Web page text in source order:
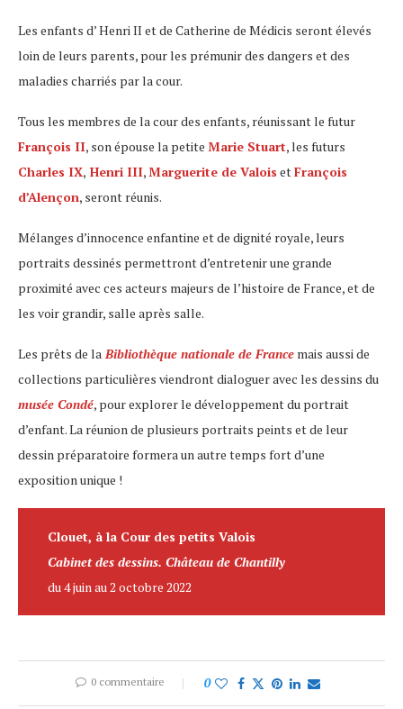
Les enfants d’ Henri II et de Catherine de Médicis seront élevés
loin de leurs parents, pour les prémunir des dangers et des
maladies charriés par la cour.
Tous les membres de la cour des enfants, réunissant le futur
François II, son épouse la petite Marie Stuart, les futurs
Charles IX, Henri III,Marguerite de Valois etFrançois
d’Alençon, seront réunis.
Mélanges d’innocence enfantine et de dignité royale, leurs
portraits dessinés permettront d’entretenir une grande
proximité avec ces acteurs majeurs de l’histoire de France, et de
les voir grandir, salle après salle.
Les prêts de laBibliothèque nationale de France mais aussi de
collections particulières viendront dialoguer avec les dessins du
musée Condé, pour explorer le développement du portrait
d’enfant. La réunion de plusieurs portraits peints et de leur
dessin préparatoire formera un autre temps fort d’une
exposition unique !
Clouet, à la Cour des petits Valois
Cabinet des dessins. Château de Chantilly
du 4 juin au 2 octobre 2022
0 commentaire 0